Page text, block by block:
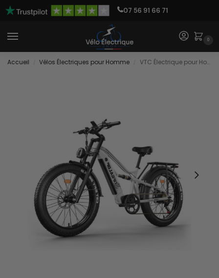
07 56 91 66 71
0
Accueil Vélos Électriques pour Homme VTC Électrique pour Homme